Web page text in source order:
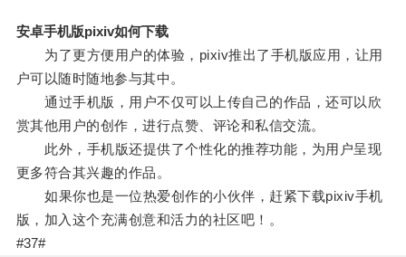
安卓手机版pixiv如何下载
为了更方便用户的体验，pixiv推出了手机版应用，让用
户可以随时随地参与其中。
通过手机版，用户不仅可以上传自己的作品，还可以欣
赏其他用户的创作，进行点赞、评论和私信交流。
此外，手机版还提供了个性化的推荐功能，为用户呈现
更多符合其兴趣的作品。
如果你也是一位热爱创作的小伙伴，赶紧下载pixiv手机
版，加入这个充满创意和活力的社区吧！。
#37#